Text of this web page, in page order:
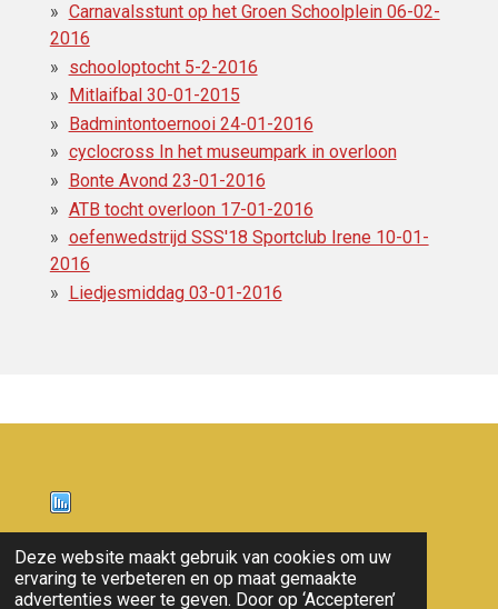
Deze website maakt gebruik van cookies om uw
ervaring te verbeteren en op maat gemaakte
advertenties weer te geven. Door op ‘Accepteren’
Carnavalsstunt op het Groen Schoolplein 06-02-
2016
schooloptocht 5-2-2016
Mitlaifbal 30-01-2015
Badmintontoernooi 24-01-2016
cyclocross In het museumpark in overloon
Bonte Avond 23-01-2016
ATB tocht overloon 17-01-2016
oefenwedstrijd SSS'18 Sportclub Irene 10-01-
2016
Liedjesmiddag 03-01-2016
Nieuws
© 2011 - 2026 overloon nieuws